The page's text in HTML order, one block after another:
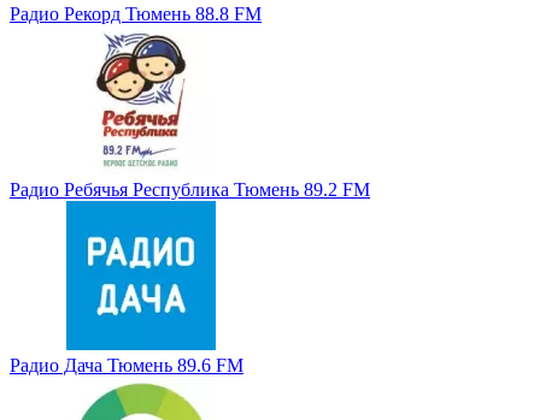
Радио Рекорд Тюмень 88.8 FM
Радио Ребячья Республика Тюмень 89.2 FM
Радио Дача Тюмень 89.6 FM